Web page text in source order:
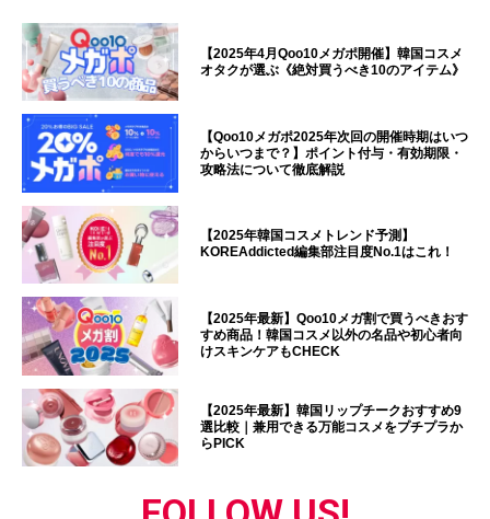
【2025年4月Qoo10メガポ開催】韓国コスメ
オタクが選ぶ《絶対買うべき10のアイテム》
【Qoo10メガポ2025年次回の開催時期はいつ
からいつまで？】ポイント付与・有効期限・
攻略法について徹底解説
【2025年韓国コスメトレンド予測】
KOREAddicted編集部注目度No.1はこれ！
【2025年最新】Qoo10メガ割で買うべきおす
すめ商品！韓国コスメ以外の名品や初心者向
けスキンケアもCHECK
【2025年最新】韓国リップチークおすすめ9
選比較｜兼用できる万能コスメをプチプラか
らPICK